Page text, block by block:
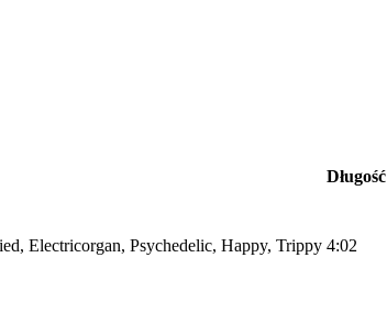
Długość
Electricorgan, Psychedelic, Happy, Trippy 4:02